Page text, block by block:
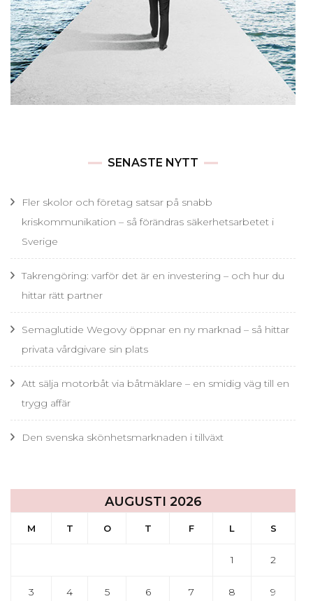
SENASTE NYTT
Fler skolor och företag satsar på snabb
kriskommunikation – så förändras säkerhetsarbetet i
Sverige
Takrengöring: varför det är en investering – och hur du
hittar rätt partner
Semaglutide Wegovy öppnar en ny marknad – så hittar
privata vårdgivare sin plats
Att sälja motorbåt via båtmäklare – en smidig väg till en
trygg affär
Den svenska skönhetsmarknaden i tillväxt
AUGUSTI 2026
M T O T F L S
1 2
3 4 5 6 7 8 9